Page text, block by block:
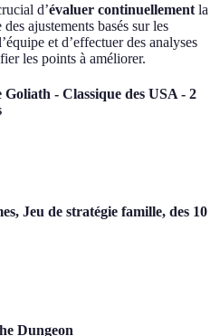
d’évaluer continuellement la
ajustements basés sur les
et d’effectuer des analyses
les points à améliorer.
- Classique des USA - 2
Jeu de stratégie famille, des 10
Dungeon